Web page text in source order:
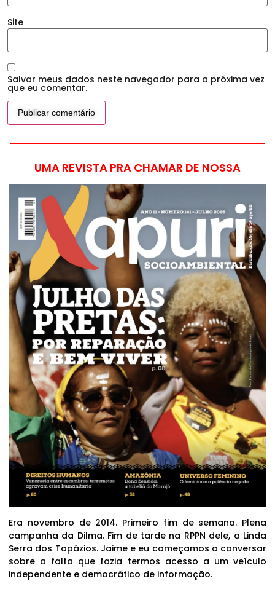
Site
Salvar meus dados neste navegador para a próxima vez
que eu comentar.
UMA REVISTA PRA CHAMAR DE NOSSA
Era novembro de 2014. Primeiro fim de semana. Plena
campanha da Dilma. Fim de tarde na RPPN dele, a Linda
Serra dos Topázios. Jaime e eu começamos a conversar
sobre a falta que fazia termos acesso a um veículo
independente e democrático de informação.